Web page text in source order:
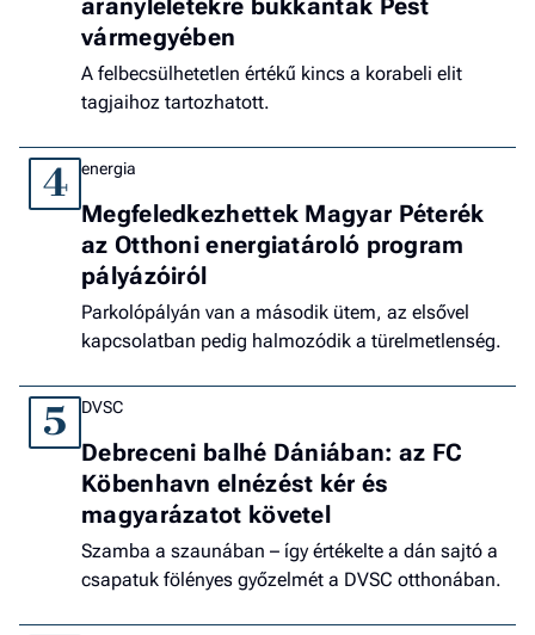
aranyleletekre bukkantak Pest
vármegyében
A felbecsülhetetlen értékű kincs a korabeli elit
tagjaihoz tartozhatott.
4 energia
Megfeledkezhettek Magyar Péterék
az Otthoni energiatároló program
pályázóiról
Parkolópályán van a második ütem, az elsővel
kapcsolatban pedig halmozódik a türelmetlenség.
5 DVSC
Debreceni balhé Dániában: az FC
Köbenhavn elnézést kér és
magyarázatot követel
Szamba a szaunában – így értékelte a dán sajtó a
csapatuk fölényes győzelmét a DVSC otthonában.